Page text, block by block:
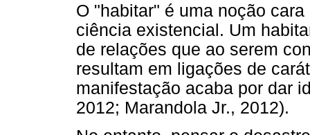
O "habitar" é uma noção
ciência existencial. Um
de relações que ao serem
resultam em ligações de
manifestação acaba por dar
2012; Marandola Jr., 2012).